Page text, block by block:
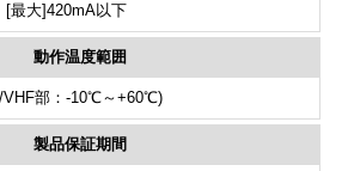
[最大]420mA以下
動作温度範囲
部：-10℃～+60℃)
製品保証期間